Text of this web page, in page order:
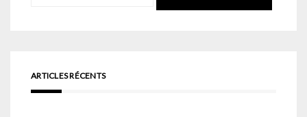
ARTICLES RÉCENTS